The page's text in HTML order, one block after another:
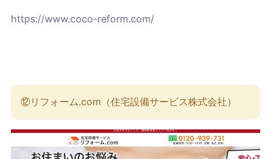
https://www.coco-reform.com/
⑫リフォーム.com（住宅設備サービス株式会社）